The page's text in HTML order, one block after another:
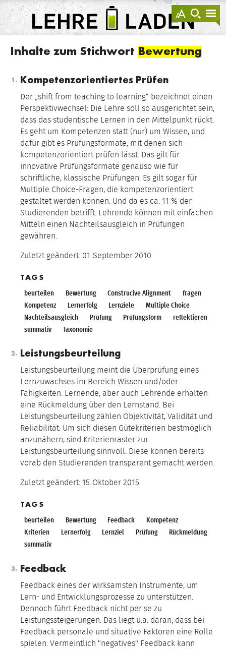
anzeigen
zur
Suche
LEHRE
LADEN
Inhalte zum Stichwort Bewertung
Kompetenzorientiertes Prüfen
Der „shift from teaching to learning“ bezeichnet einen
Perspektivwechsel: Die Lehre soll so ausgerichtet sein,
dass das studentische Lernen in den Mittelpunkt rückt.
Es geht um Kompetenzen statt (nur) um Wissen, und
dafür gibt es Prüfungsformate, mit denen sich
kompetenzorientiert prüfen lässt. Das gilt für
innovative Prüfungsformate genauso wie für
schriftliche, klassische Prüfungen. Es gilt sogar für
Multiple Choice-Fragen, die kompetenzorientiert
gestaltet werden können. Und da es ca. 11 % der
Studierenden betrifft: Lehrende können mit einfachen
Mitteln einen Nachteilsausgleich in Prüfungen
gewähren.
Zuletzt geändert: 01.September 2010
TAGS
beurteilen Bewertung Construcive Alignment
fragen
Kompetenz
Lernerfolg Lernziele
Multiple Choice
Nachteilsausgleich
Prüfung Prüfungsform
reflektieren
summativ
Taxonomie
Leistungsbeurteilung
Leistungsbeurteilung meint die Überprüfung eines
Lernzuwachses im Bereich Wissen und/oder
Fähigkeiten. Lernende, aber auch Lehrende erhalten
eine Rückmeldung über den Lernstand. Bei
Leistungsbeurteilung zählen Objektivität, Validität und
Reliabilität. Um sich diesen Gütekriterien bestmöglich
anzunähern, sind Kriterienraster zur
Leistungsbeurteilung sinnvoll. Diese können bereits
vorab den Studierenden transparent gemacht werden.
Zuletzt geändert: 15.Oktober 2015
TAGS
beurteilen Bewertung Feedback
Kompetenz
Kriterien
Lernerfolg Lernziel Prüfung
Rückmeldung
summativ
Feedback
Feedback eines der wirksamsten Instrumente, um
Lern- und Entwicklungsprozesse zu unterstützen.
Dennoch führt Feedback nicht per se zu
Leistungssteigerungen. Das liegt u.a. daran, dass bei
Feedback personale und situative Faktoren eine Rolle
spielen. Vermeintlich "negatives" Feedback kann